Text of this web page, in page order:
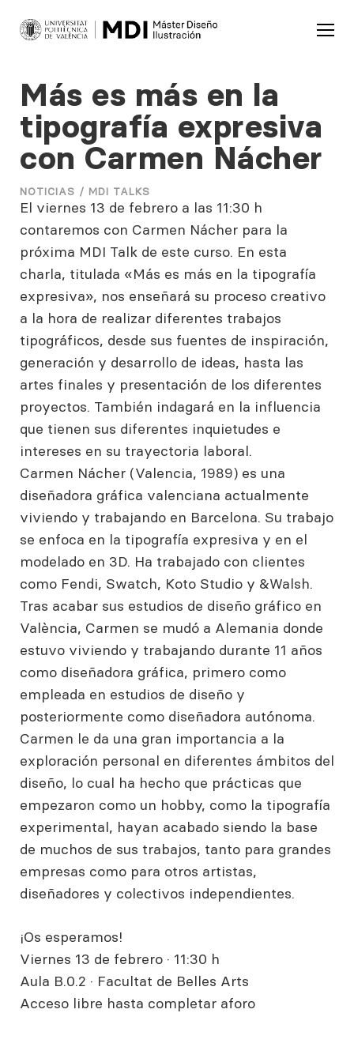
Más es más en la
tipografía expresiva
con Carmen Nácher
NOTICIAS / MDI TALKS
El viernes 13 de febrero a las 11:30 h
contaremos con Carmen Nácher para la
próxima MDI Talk de este curso. En esta
charla, titulada «Más es más en la tipografía
expresiva», nos enseñará su proceso creativo
a la hora de realizar diferentes trabajos
tipográficos, desde sus fuentes de inspiración,
generación y desarrollo de ideas, hasta las
artes finales y presentación de los diferentes
proyectos. También indagará en la influencia
que tienen sus diferentes inquietudes e
intereses en su trayectoria laboral.
Carmen Nácher (Valencia, 1989) es una
diseñadora gráfica valenciana actualmente
viviendo y trabajando en Barcelona. Su trabajo
se enfoca en la tipografía expresiva y en el
modelado en 3D. Ha trabajado con clientes
como Fendi, Swatch, Koto Studio y &Walsh.
Tras acabar sus estudios de diseño gráfico en
València, Carmen se mudó a Alemania donde
estuvo viviendo y trabajando durante 11 años
como diseñadora gráfica, primero como
empleada en estudios de diseño y
posteriormente como diseñadora autónoma.
Carmen le da una gran importancia a la
exploración personal en diferentes ámbitos del
diseño, lo cual ha hecho que prácticas que
empezaron como un hobby, como la tipografía
experimental, hayan acabado siendo la base
de muchos de sus trabajos, tanto para grandes
empresas como para otros artistas,
diseñadores y colectivos independientes.
¡Os esperamos!
Viernes 13 de febrero · 11:30 h
Aula B.0.2 · Facultat de Belles Arts
Acceso libre hasta completar aforo